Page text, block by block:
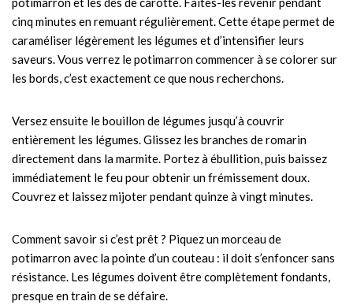
cinq minutes en remuant régulièrement. Cette étape permet de
caraméliser légèrement les légumes et d’intensifier leurs
saveurs. Vous verrez le potimarron commencer à se colorer sur
les bords, c’est exactement ce que nous recherchons.
Versez ensuite le bouillon de légumes jusqu’à couvrir
entièrement les légumes. Glissez les branches de romarin
directement dans la marmite. Portez à ébullition, puis baissez
immédiatement le feu pour obtenir un frémissement doux.
Couvrez et laissez mijoter pendant quinze à vingt minutes.
Comment savoir si c’est prêt ? Piquez un morceau de
potimarron avec la pointe d’un couteau : il doit s’enfoncer sans
résistance. Les légumes doivent être complètement fondants,
presque en train de se défaire.